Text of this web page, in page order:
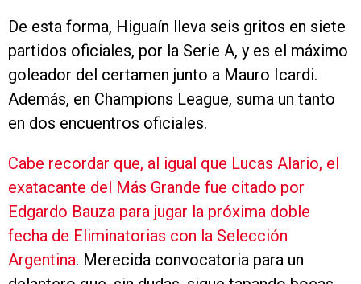
De esta forma, Higuaín lleva seis gritos en siete
partidos oficiales, por la Serie A, y es el máximo
goleador del certamen junto a Mauro Icardi.
Además, en Champions League, suma un tanto
en dos encuentros oficiales.
Cabe recordar que, al igual que Lucas Alario, el
exatacante del Más Grande fue citado por
Edgardo Bauza para jugar la próxima doble
fecha de Eliminatorias con la Selección
Argentina. Merecida convocatoria para un